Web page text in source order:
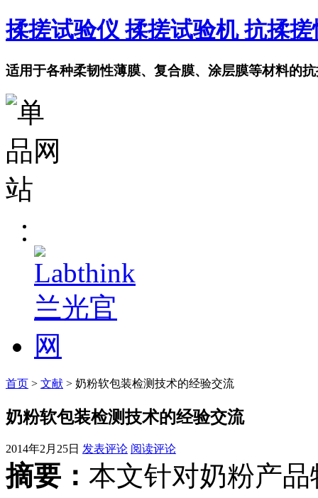
揉搓试验仪 揉搓试验机 抗揉
适用于各种柔韧性薄膜、复合膜、涂层膜等材料的
首页 > 文献 > 奶粉软包装检测技术的经验交流
奶粉软包装检测技术的经验交流
2014年2月25日 发表评论 阅读评论
摘要： 本文针对奶粉产